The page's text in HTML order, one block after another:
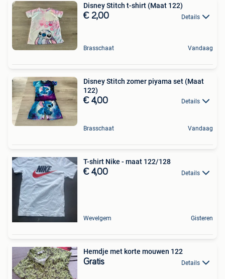
Disney Stitch t-shirt (Maat 122)
€ 2,00 Details
Brasschaat Vandaag
Disney Stitch zomer piyama set (Maat
122)
€ 4,00 Details
Brasschaat Vandaag
T-shirt Nike - maat 122/128
€ 4,00 Details
Wevelgem Gisteren
Hemdje met korte mouwen 122
Gratis Details